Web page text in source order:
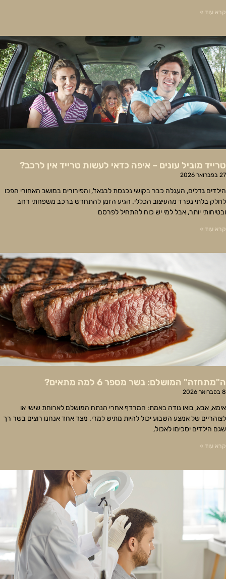
קרא עוד »
טרייד מוביל עונים – איפה כדאי לעשות טרייד אין לרכב?
27 בפברואר 2026
הילדים גדלים, העגלה כבר בקושי נכנסת לבגאז', והפירורים במושב האחורי הפכו
לחלק בלתי נפרד מהעיצוב הכללי. הגיע הזמן להתחדש ברכב משפחתי רחב
ובטיחותי יותר, אבל למי יש כוח להתחיל לפרסם
קרא עוד »
ה"מתחזה" המושלם: בשר מספר 6 למה מתאים?
8 בפברואר 2026
אימא, אבא, בואו נודה באמת: המרדף אחרי הנתח המושלם לארוחת שישי או
לצוהריים של אמצע השבוע יכול להיות מתיש למדי. מצד אחד אנחנו רוצים בשר רך
שגם הילדים יסכימו לאכול,
קרא עוד »